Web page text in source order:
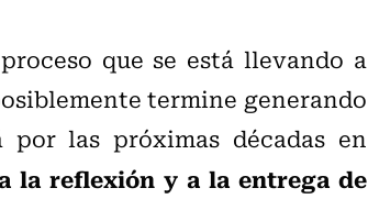
que se está llevando a
termine generando
las próximas décadas en
la reflexión y a la entrega de